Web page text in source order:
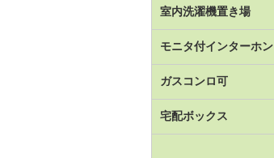
室内洗濯機置き場
モニタ付インターホン
ガスコンロ可
宅配ボックス